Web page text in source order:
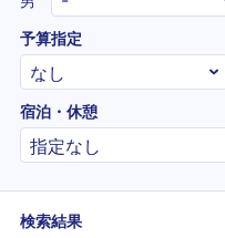
予算指定
宿泊・休憩
検索結果